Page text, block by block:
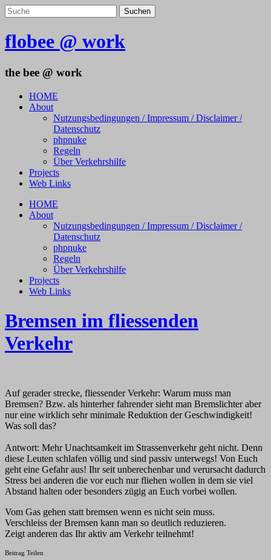
flobee @ work
the bee @ work
HOME
About
Nutzungsbedingungen / Impressum / Disclaimer /
Datenschutz
phpnuke
Regeln
Über Verkehrshilfe
Projects
Web Links
HOME
About
Nutzungsbedingungen / Impressum / Disclaimer /
Datenschutz
phpnuke
Regeln
Über Verkehrshilfe
Projects
Web Links
Bremsen im fliessenden
Verkehr
Auf gerader strecke, fliessender Verkehr: Warum muss man
Bremsen? Bzw. als hinterher fahrender sieht man Bremslichter aber
nur eine wirklich sehr minimale Reduktion der Geschwindigkeit!
Was soll das?
Antwort: Mehr Unachtsamkeit im Strassenverkehr geht nicht. Denn
diese Leuten schlafen völlig und sind passiv unterwegs! Von Euch
geht eine Gefahr aus! Ihr seit unberechenbar und verursacht dadurch
Stress bei anderen die vor euch nur fliehen wollen in dem sie viel
Abstand halten oder besonders zügig an Euch vorbei wollen.
Vom Gas gehen statt bremsen wenn es nicht sein muss.
Verschleiss der Bremsen kann man so deutlich reduzieren.
Zeigt anderen das Ihr aktiv am Verkehr teilnehmt!
Beitrag Teilen